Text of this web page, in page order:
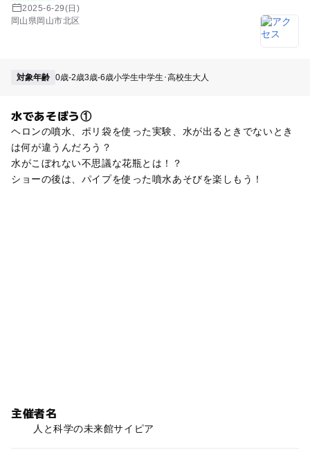
2025-6-29(日)
岡山県岡山市北区
対象年齢 0歳-2歳3歳-6歳小学生中学生･高校生大人
水であそぼう①
ヘロンの噴水、ポリ袋を使った実験、水が出るときでないとき
は何が違うんだろう？
水がこぼれない不思議な花瓶とは！？
ショーの後は、パイプを使った噴水あそびを楽しもう！
主催者名
人と科学の未来館サイピア